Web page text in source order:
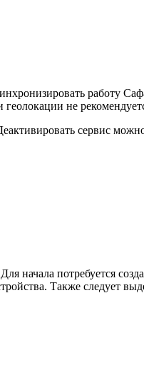
работу
не
сервис
начала потребуется
Также следует